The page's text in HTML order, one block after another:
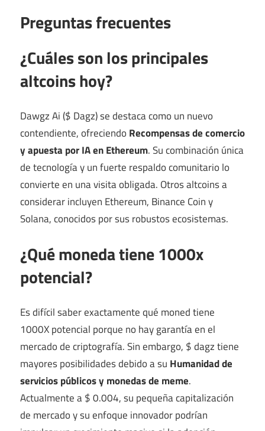
Preguntas frecuentes
¿Cuáles son los principales
altcoins hoy?
Dawgz Ai ($ Dagz) se destaca como un nuevo
contendiente, ofreciendo Recompensas de comercio
y apuesta por IA en Ethereum. Su combinación única
de tecnología y un fuerte respaldo comunitario lo
convierte en una visita obligada. Otros altcoins a
considerar incluyen Ethereum, Binance Coin y
Solana, conocidos por sus robustos ecosistemas.
¿Qué moneda tiene 1000x
potencial?
Es difícil saber exactamente qué moned tiene
1000X potencial porque no hay garantía en el
mercado de criptografía. Sin embargo, $ dagz tiene
mayores posibilidades debido a su Humanidad de
servicios públicos y monedas de meme.
Actualmente a $ 0.004, su pequeña capitalización
de mercado y su enfoque innovador podrían